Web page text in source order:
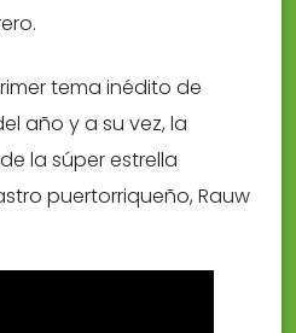
tema inédito de
año y a su vez, la
la súper estrella
puertorriqueño, Rauw